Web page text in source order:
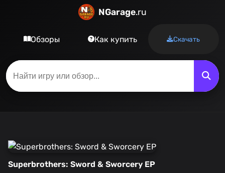
NGarage.ru
Обзоры Как купить Скачать
Superbrothers: Sword & Sworcery EP